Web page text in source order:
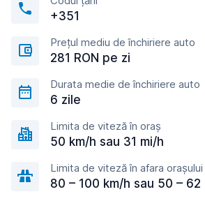
+351
Prețul mediu de închiriere auto
281 RON pe zi
Durata medie de închiriere auto
6 zile
Limita de viteză în oraș
50 km/h sau 31 mi/h
Limita de viteză în afara orașului
80 – 100 km/h sau 50 – 62